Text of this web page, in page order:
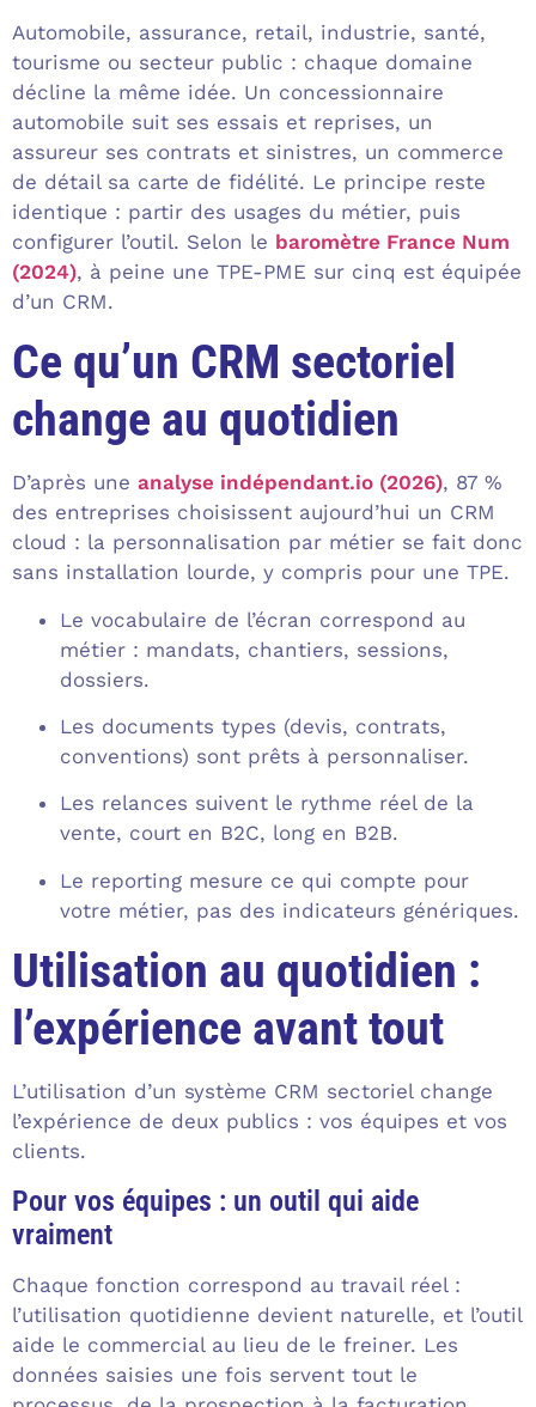
Automobile, assurance, retail, industrie, santé,
tourisme ou secteur public : chaque domaine
décline la même idée. Un concessionnaire
automobile suit ses essais et reprises, un
assureur ses contrats et sinistres, un commerce
de détail sa carte de fidélité. Le principe reste
identique : partir des usages du métier, puis
configurer l’outil. Selon le baromètre France Num
(2024), à peine une TPE-PME sur cinq est équipée
d’un CRM.
Ce qu’un CRM sectoriel
change au quotidien
D’après une analyse indépendant.io (2026), 87 %
des entreprises choisissent aujourd’hui un CRM
cloud : la personnalisation par métier se fait donc
sans installation lourde, y compris pour une TPE.
Le vocabulaire de l’écran correspond au
métier : mandats, chantiers, sessions,
dossiers.
Les documents types (devis, contrats,
conventions) sont prêts à personnaliser.
Les relances suivent le rythme réel de la
vente, court en B2C, long en B2B.
Le reporting mesure ce qui compte pour
votre métier, pas des indicateurs génériques.
Utilisation au quotidien :
l’expérience avant tout
L’utilisation d’un système CRM sectoriel change
l’expérience de deux publics : vos équipes et vos
clients.
Pour vos équipes : un outil qui aide
vraiment
Chaque fonction correspond au travail réel :
l’utilisation quotidienne devient naturelle, et l’outil
aide le commercial au lieu de le freiner. Les
données saisies une fois servent tout le